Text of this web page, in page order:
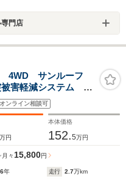
門店
4WD サンルーフ
害軽減システム 禁
ート BSM コーナ
ッド ETC 車線逸
オンライン相談可
万円
本体価格
152.5万円
月々 15,800円
年 走行 2.7万km